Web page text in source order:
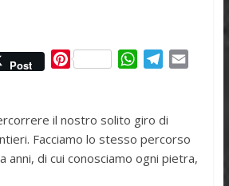
Post
P
t
e
r
W
t
s
A
e
g
r
l
il nostro solito giro di
Facciamo lo stesso percorso
anni, di cui conosciamo ogni pietra,